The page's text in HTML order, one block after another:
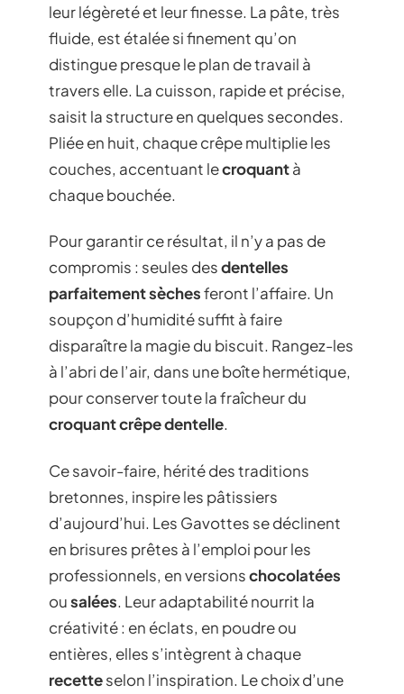
leur légèreté et leur finesse. La pâte, très
fluide, est étalée si finement qu’on
distingue presque le plan de travail à
travers elle. La cuisson, rapide et précise,
saisit la structure en quelques secondes.
Pliée en huit, chaque crêpe multiplie les
couches, accentuant lecroquantà
chaque bouchée.
Pour garantir ce résultat, il n’y a pas de
compromis : seules desdentelles
parfaitement sèchesferont l’affaire. Un
soupçon d’humidité suffit à faire
disparaître la magie du biscuit. Rangez-les
à l’abri de l’air, dans une boîte hermétique,
pour conserver toute la fraîcheur du
croquant crêpe dentelle.
Ce savoir-faire, hérité des traditions
bretonnes, inspire les pâtissiers
d’aujourd’hui. Les Gavottes se déclinent
en brisures prêtes à l’emploi pour les
professionnels, en versionschocolatées
ousalées. Leur adaptabilité nourrit la
créativité : en éclats, en poudre ou
entières, elles s’intègrent à chaque
recetteselon l’inspiration. Le choix d’une